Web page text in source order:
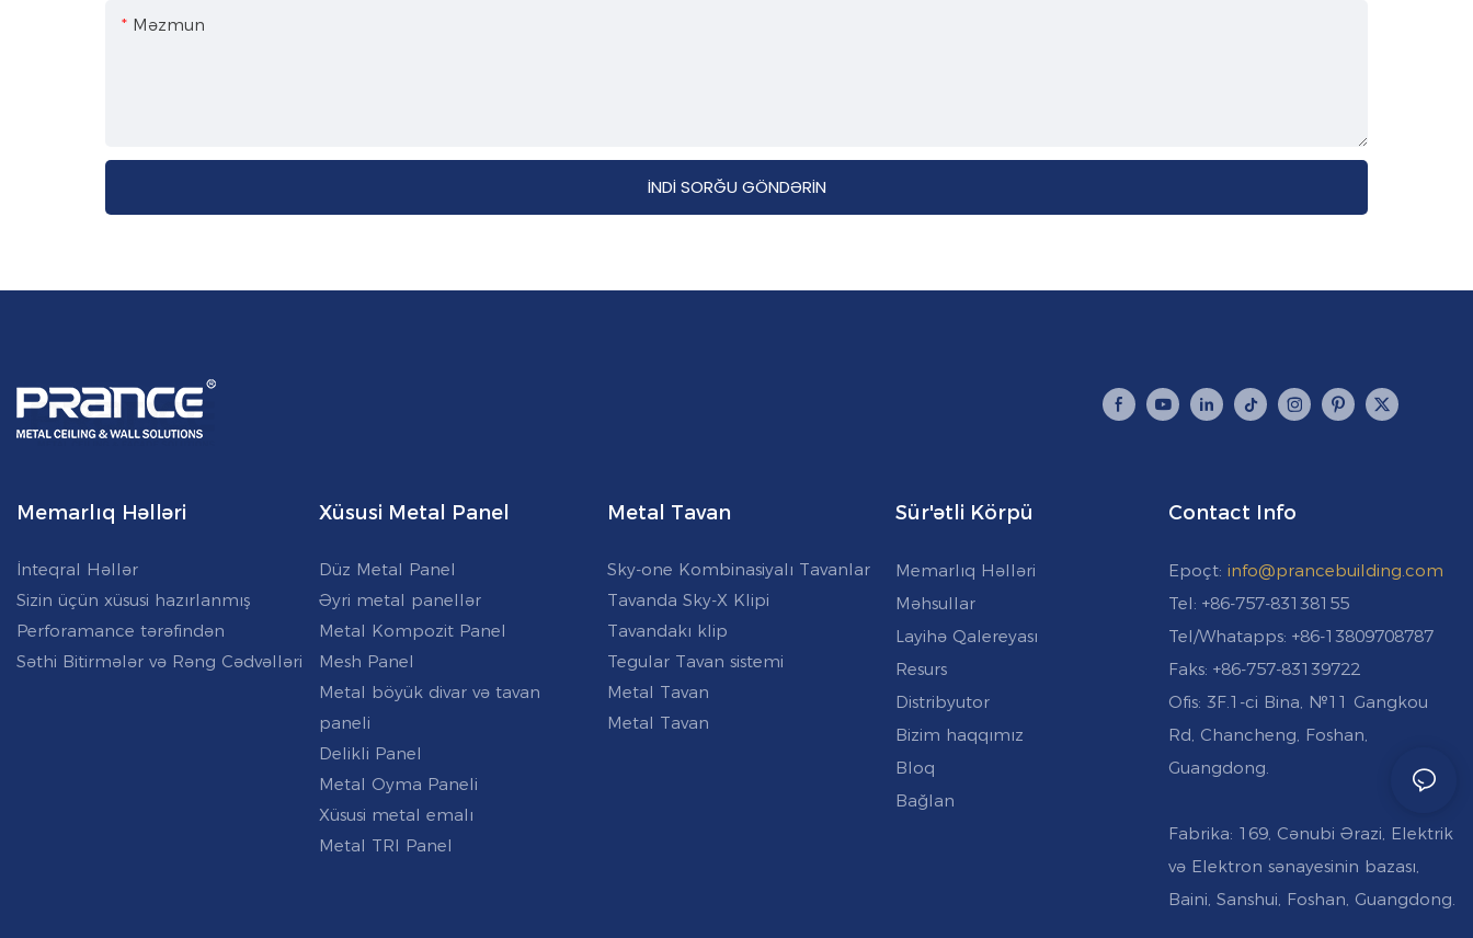
Məzmun
İNDI SORĞU GÖNDƏRIN
Memarlıq Həlləri
İnteqral Həllər
Sizin üçün xüsusi hazırlanmış
Perforamance tərəfindən
Səthi Bitirmələr və Rəng Cədvəlləri
Xüsusi Metal Panel
Düz Metal Panel
Əyri metal panellər
Metal Kompozit Panel
Mesh Panel
Metal böyük divar və tavan
paneli
Delikli Panel
Metal Oyma Paneli
Xüsusi metal emalı
Metal TRI Panel
Metal Tavan
Sky-one Kombinasiyalı Tavanlar
Tavanda Sky-X Klipi
Tavandakı klip
Tegular Tavan sistemi
Metal Tavan
Metal Tavan
Sür'ətli Körpü
Memarlıq Həlləri
Məhsullar
Layihə Qalereyası
Resurs
Distribyutor
Bizim haqqımız
Bloq
Bağlan
Contact Info
Epoçt:info@prancebuilding.com
Tel: +86-757-83138155
Tel/Whatapps: +86-13809708787
Faks: +86-757-83139722
Ofis: 3F.1-ci Bina, №11 Gangkou
Rd, Chancheng, Foshan,
Guangdong.
Fabrika: 169, Cənubi Ərazi, Elektrik
və Elektron sənayesinin bazası,
Baini, Sanshui, Foshan, Guangdong.